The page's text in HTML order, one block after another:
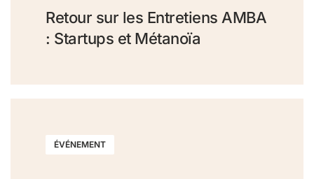
Retour sur les Entretiens AMBA
: Startups et Métanoïa
ÉVÉNEMENT